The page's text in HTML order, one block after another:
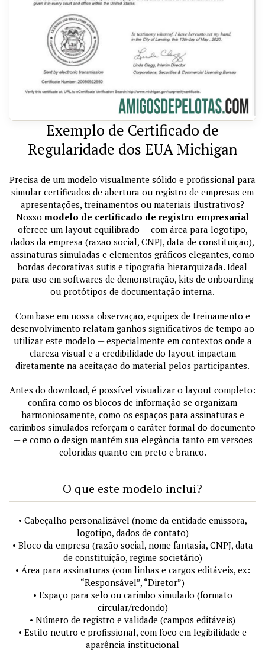
Exemplo de Certificado de
Regularidade dos EUA Michigan
Precisa de um modelo visualmente sólido e profissional para
simular certificados de abertura ou registro de empresas em
apresentações, treinamentos ou materiais ilustrativos?
Nosso modelo de certificado de registro empresarial
oferece um layout equilibrado — com área para logotipo,
dados da empresa (razão social, CNPJ, data de constituição),
assinaturas simuladas e elementos gráficos elegantes, como
bordas decorativas sutis e tipografia hierarquizada. Ideal
para uso em softwares de demonstração, kits de onboarding
ou protótipos de documentação interna.
Com base em nossa observação, equipes de treinamento e
desenvolvimento relatam ganhos significativos de tempo ao
utilizar este modelo — especialmente em contextos onde a
clareza visual e a credibilidade do layout impactam
diretamente na aceitação do material pelos participantes.
Antes do download, é possível visualizar o layout completo:
confira como os blocos de informação se organizam
harmoniosamente, como os espaços para assinaturas e
carimbos simulados reforçam o caráter formal do documento
— e como o design mantém sua elegância tanto em versões
coloridas quanto em preto e branco.
O que este modelo inclui?
• Cabeçalho personalizável (nome da entidade emissora,
logotipo, dados de contato)
• Bloco da empresa (razão social, nome fantasia, CNPJ, data
de constituição, regime societário)
• Área para assinaturas (com linhas e cargos editáveis, ex:
“Responsável”, “Diretor”)
• Espaço para selo ou carimbo simulado (formato
circular/redondo)
• Número de registro e validade (campos editáveis)
• Estilo neutro e profissional, com foco em legibilidade e
aparência institucional